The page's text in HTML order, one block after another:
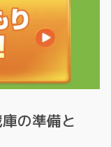
の準備と